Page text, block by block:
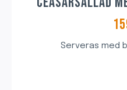
Serveras med